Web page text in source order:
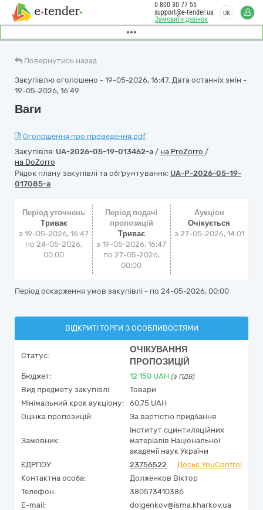
Замовити дзвінок
0 800 30 77 55
support@e-tender.ua
UK
Повернутись назад
Закупівлю оголошено - 19-05-2026, 16:47. Дата останніх змін -
19-05-2026, 16:49
Ваги
Оголошення про проведення.pdf
Закупівля: UA-2026-05-19-013462-a / на ProZorro /
на DoZorro
Рядок плану закупівлі та обґрунтування: UA-P-2026-05-19-
017085-a
Період уточнень
Триває
з 19-05-2026, 16:47
по 24-05-2026,
00:00
Період подачі
пропозицій
Триває
з 19-05-2026, 16:47
по 27-05-2026,
00:00
Аукціон
Очікується
з 27-05-2026, 14:01
Період оскарження умов закупівлі - по 24-05-2026, 00:00
ВІДКРИТІ ТОРГИ З ОСОБЛИВОСТЯМИ
Статус:
ОЧІКУВАННЯ
ПРОПОЗИЦІЙ
Бюджет: 12 150 UAH (з ПДВ)
Вид предмету закупівлі:
Товари
Мінімальний крок аукціону:
60,75 UAH
Оцінка пропозицій:
За вартістю придбання
Замовник:
Інститут сцинтиляційних
матеріалів Національної
академії наук України
ЄДРПОУ:
23756522
Досьє YouControl
Контактна особа:
Долженков Віктор
Телефон:
380573410386
E-mail:
dolgenkov@isma.kharkov.ua